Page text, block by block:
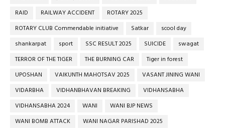
RAID
RAILWAY ACCIDENT
ROTARY 2025
ROTARY CLUB Commendable initiative
Satkar
scool day
shankarpat
sport SSC RESULT 2025 SUICIDE
swagat
TERROR OF THE TIGER
THE BURNING CAR
Tiger in forest
UPOSHAN
VAIKUNTH MAHOTSAV 2025
VASANT JINING WANI
VIDARBHA
VIDHANBHAVAN BREAKING
VIDHANSABHA
VIDHANSABHA 2024
WANI
WANI BJP NEWS
WANI BOMB ATTACK
WANI NAGAR PARISHAD 2025